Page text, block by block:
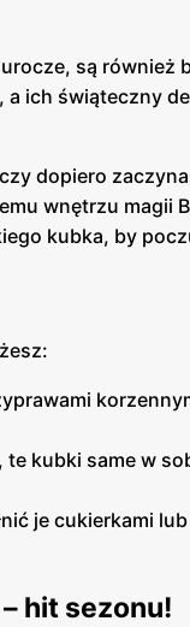
są również
ich świąteczny
dopiero
wnętrzu magii
kubka, by
kubki same w
je cukierkami
hit sezonu!